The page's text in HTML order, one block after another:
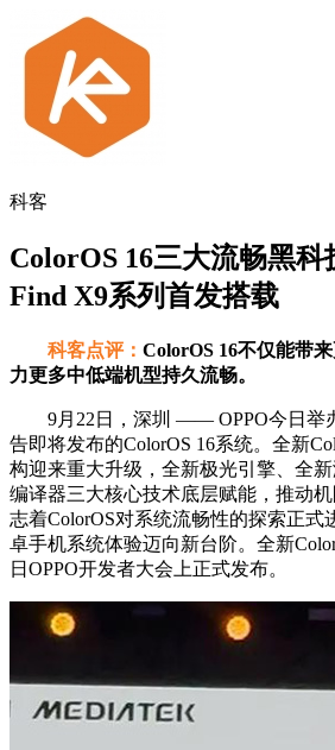
科客
ColorOS 16三大流畅黑科
Find X9系列首发搭载
科客点评： ColorOS 16不仅能带
力更多中低端机型持久流畅。
9月22日，深圳 —— OPPO今日举
告即将发布的ColorOS 16系统。全新
构迎来重大升级，全新极光引擎、全
编译器三大核心技术底层赋能，推动
志着ColorOS对系统流畅性的探索正式
卓手机系统体验迈向新台阶。全新
日OPPO开发者大会上正式发布。